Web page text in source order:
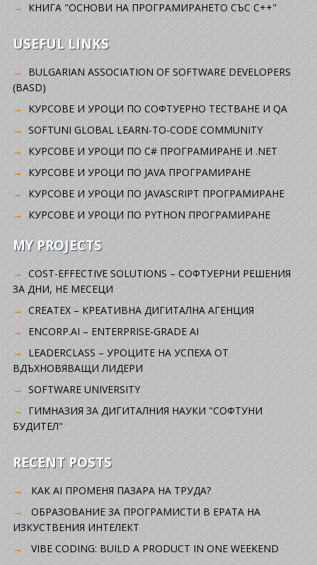
КНИГА "ОСНОВИ НА ПРОГРАМИРАНЕТО СЪС C++"
USEFUL LINKS
BULGARIAN ASSOCIATION OF SOFTWARE DEVELOPERS
(BASD)
KУРСОВЕ И УРОЦИ ПО СОФТУЕРНО ТЕСТВАНЕ И QA
SOFTUNI GLOBAL LEARN-TO-CODE COMMUNITY
КУРСОВЕ И УРОЦИ ПО C# ПРОГРАМИРАНЕ И .NET
КУРСОВЕ И УРОЦИ ПО JAVA ПРОГРАМИРАНЕ
КУРСОВЕ И УРОЦИ ПО JAVASCRIPT ПРОГРАМИРАНЕ
КУРСОВЕ И УРОЦИ ПО PYTHON ПРОГРАМИРАНЕ
MY PROJECTS
COST-EFFECTIVE SOLUTIONS – СОФТУЕРНИ РЕШЕНИЯ
ЗА ДНИ, НЕ МЕСЕЦИ
CREATEX – КРЕАТИВНА ДИГИТАЛНА АГЕНЦИЯ
ENCORP.AI – ENTERPRISE-GRADE AI
LEADERCLASS – УРОЦИТЕ НА УСПЕХА ОТ
ВДЪХНОВЯВАЩИ ЛИДЕРИ
SOFTWARE UNIVERSITY
ГИМНАЗИЯ ЗА ДИГИТАЛНИЯ НАУКИ "СОФТУНИ
БУДИТЕЛ"
RECENT POSTS
КАК AI ПРОМЕНЯ ПАЗАРА НА ТРУДА?
ОБРАЗОВАНИЕ ЗА ПРОГРАМИСТИ В ЕРАТА НА
ИЗКУСТВЕНИЯ ИНТЕЛЕКТ
VIBE CODING: BUILD A PRODUCT IN ONE WEEKEND